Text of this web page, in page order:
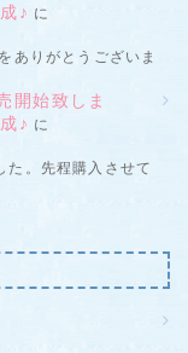
♪ に
ありがとうございま
開始致しま
♪ に
た。先程購入させて